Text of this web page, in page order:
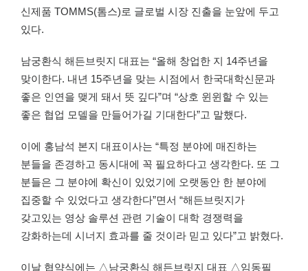
신제품 TOMMS(톰스)로 글로벌 시장 진출을 눈앞에 두고
있다.
남궁환식 해든브릿지 대표는 “올해 창업한 지 14주년을
맞이한다. 내년 15주년을 맞는 시점에서 한국대학신문과
좋은 인연을 맺게 돼서 뜻 깊다”며 “상호 윈윈할 수 있는
좋은 협업 모델을 만들어가길 기대한다”고 말했다.
이에 홍남석 본지 대표이사는 “특정 분야에 매진하는
분들을 존경하고 동시대에 꼭 필요하다고 생각한다. 또 그
분들은 그 분야에 확신이 있었기에 오랫동안 한 분야에
집중할 수 있었다고 생각한다”면서 “해든브릿지가
갖고있는 영상 솔루션 관련 기술이 대학 경쟁력을
강화하는데 시너지 효과를 줄 것이라 믿고 있다”고 밝혔다.
이날 협약식에는 △남궁환식 해든브릿지 대표 △임동필